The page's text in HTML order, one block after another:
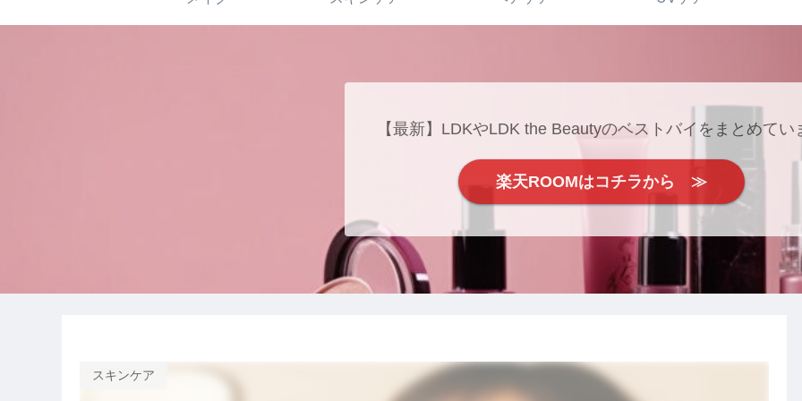
【最新】LDKやLDK the Beautyのベストバイをまとめてい
楽天ROOMはコチラから ≫
スキンケア